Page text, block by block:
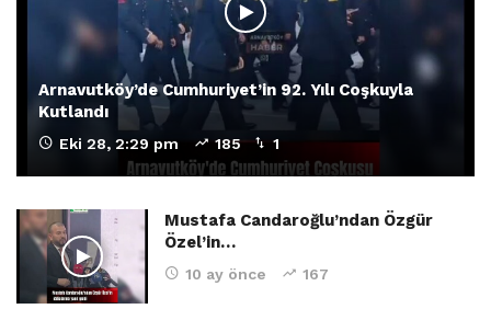
Arnavutköy’de Cumhuriyet’in 92. Yılı Coşkuyla
Kutlandı
Eki 28, 2:29 pm 185 1
Mustafa Candaroğlu’ndan Özgür
Özel’in…
10 ay önce 167